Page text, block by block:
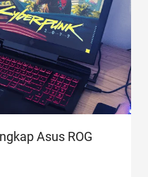
Asus ROG